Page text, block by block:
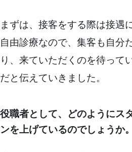
まずは、接客をする際は接遇
自由診療なので、集客も自分
り、来ていただくのを待って
だと伝えていきました。
役職者として、どのようにス
ンを上げているのでしょうか。